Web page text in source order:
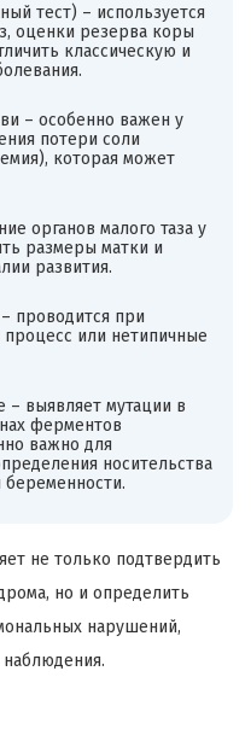
тест) – используется
оценки резерва коры
классическую и
– особенно важен у
потери соли
которая может
органов малого таза у
размеры матки и
развития.
проводится при
или нетипичные
– выявляет мутации в
ферментов
важно для
носительства
беременности.
не только подтвердить
но и определить
нарушений,